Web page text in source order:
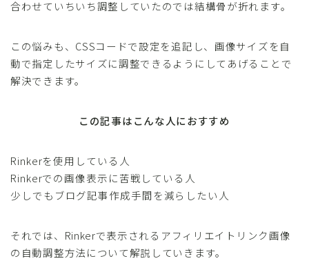
合わせていちいち調整していたのでは結構骨が折れます。
この悩みも、CSSコードで設定を追記し、画像サイズを自
動で指定したサイズに調整できるようにしてあげることで
解決できます。
この記事はこんな人におすすめ
Rinkerを使用している人
Rinkerでの画像表示に苦戦している人
少しでもブログ記事作成手間を減らしたい人
それでは、Rinkerで表示されるアフィリエイトリンク画像
の自動調整方法について解説していきます。